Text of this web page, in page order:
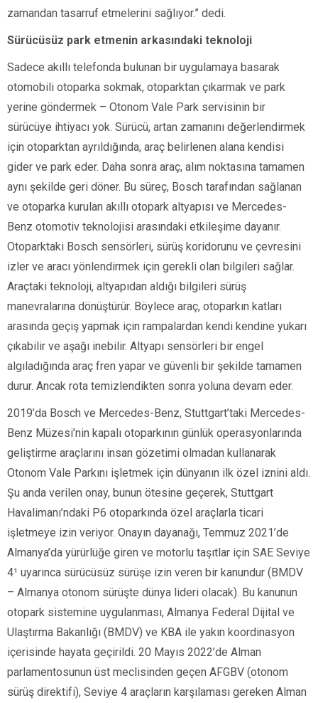
zamandan tasarruf etmelerini sağlıyor.” dedi.
Sürücüsüz park etmenin arkasındaki teknoloji
Sadece akıllı telefonda bulunan bir uygulamaya basarak
otomobili otoparka sokmak, otoparktan çıkarmak ve park
yerine göndermek – Otonom Vale Park servisinin bir
sürücüye ihtiyacı yok. Sürücü, artan zamanını değerlendirmek
için otoparktan ayrıldığında, araç belirlenen alana kendisi
gider ve park eder. Daha sonra araç, alım noktasına tamamen
aynı şekilde geri döner. Bu süreç, Bosch tarafından sağlanan
ve otoparka kurulan akıllı otopark altyapısı ve Mercedes-
Benz otomotiv teknolojisi arasındaki etkileşime dayanır.
Otoparktaki Bosch sensörleri, sürüş koridorunu ve çevresini
izler ve aracı yönlendirmek için gerekli olan bilgileri sağlar.
Araçtaki teknoloji, altyapıdan aldığı bilgileri sürüş
manevralarına dönüştürür. Böylece araç, otoparkın katları
arasında geçiş yapmak için rampalardan kendi kendine yukarı
çıkabilir ve aşağı inebilir. Altyapı sensörleri bir engel
algıladığında araç fren yapar ve güvenli bir şekilde tamamen
durur. Ancak rota temizlendikten sonra yoluna devam eder.
2019’da Bosch ve Mercedes-Benz, Stuttgart’taki Mercedes-
Benz Müzesi’nin kapalı otoparkının günlük operasyonlarında
geliştirme araçlarını insan gözetimi olmadan kullanarak
Otonom Vale Parkını işletmek için dünyanın ilk özel iznini aldı.
Şu anda verilen onay, bunun ötesine geçerek, Stuttgart
Havalimanı’ndaki P6 otoparkında özel araçlarla ticari
işletmeye izin veriyor. Onayın dayanağı, Temmuz 2021’de
Almanya’da yürürlüğe giren ve motorlu taşıtlar için SAE Seviye
4¹ uyarınca sürücüsüz sürüşe izin veren bir kanundur (BMDV
– Almanya otonom sürüşte dünya lideri olacak). Bu kanunun
otopark sistemine uygulanması, Almanya Federal Dijital ve
Ulaştırma Bakanlığı (BMDV) ve KBA ile yakın koordinasyon
içerisinde hayata geçirildi. 20 Mayıs 2022’de Alman
parlamentosunun üst meclisinden geçen AFGBV (otonom
sürüş direktifi), Seviye 4 araçların karşılaması gereken Alman